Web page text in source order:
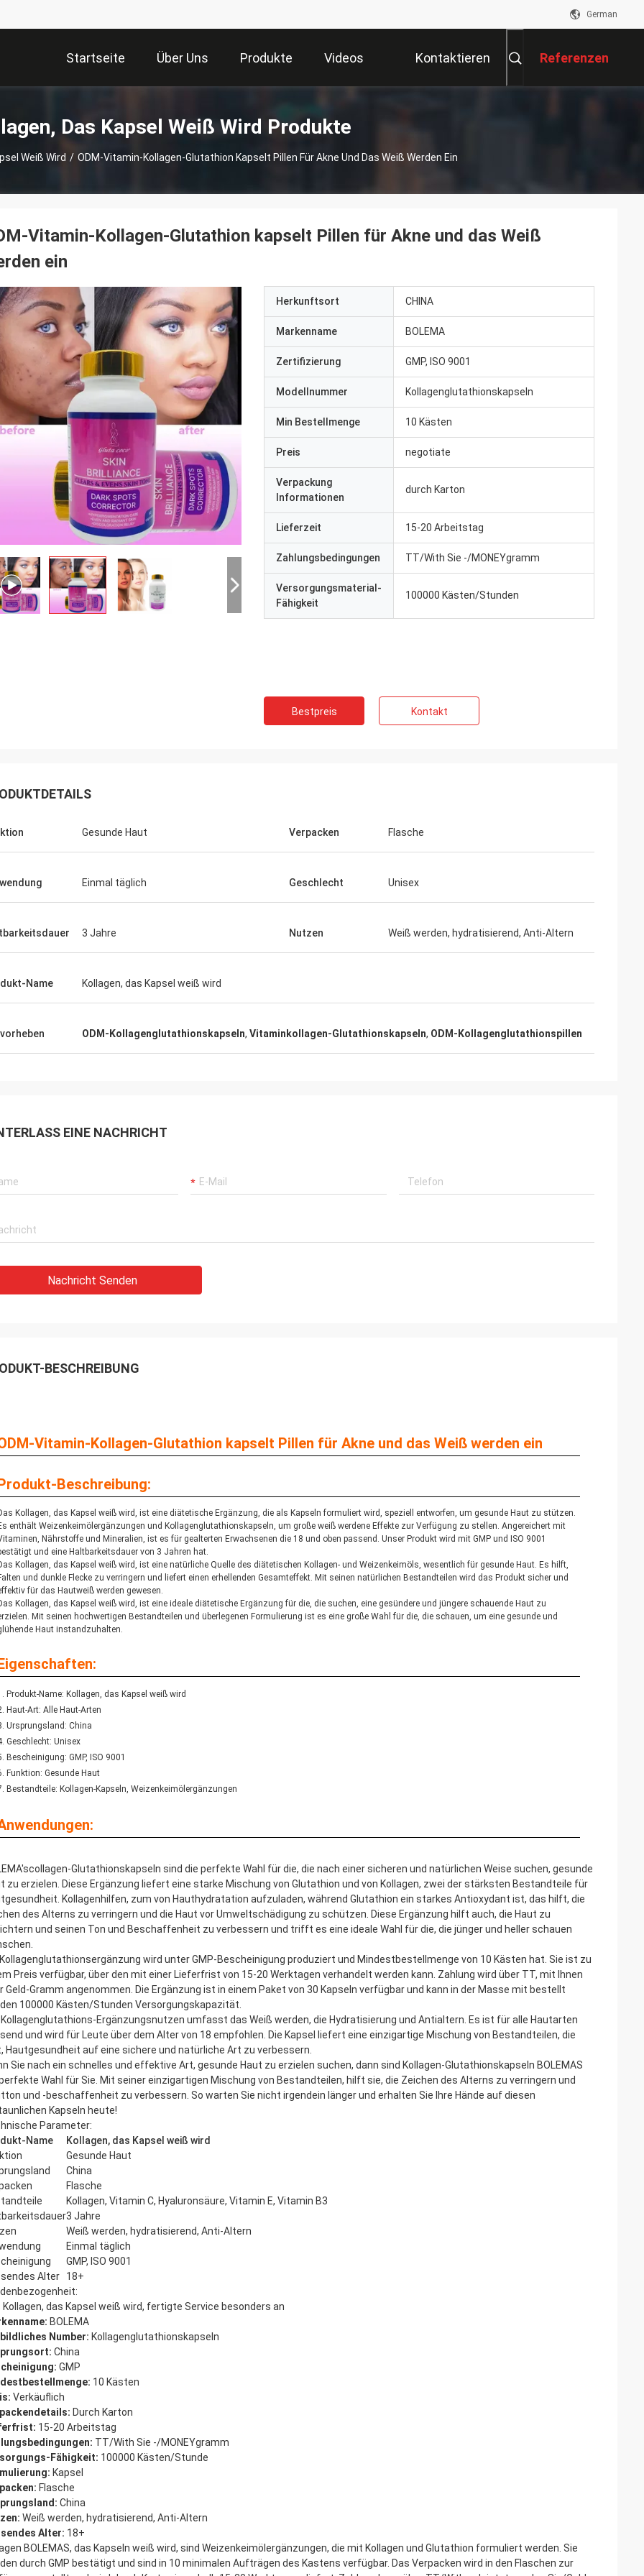
German
Startseite Über Uns Produkte Videos Kontaktieren Referenzen
Das Kapsel Weiß Wird Produkte
Weiß Wird / ODM-Vitamin-Kollagen-Glutathion Kapselt Pillen Für Akne Und Das Weiß Werden Ein
Mark King
Danke für Ihre anhaltenden Berufs- und
Vitamin-Kollagen-Glutathion kapselt Pillen für Akne und das Weiß
ein
Herkunftsort CHINA
Markenname BOLEMA
Zertifizierung GMP, ISO 9001
Modellnummer Kollagenglutathionskapseln
Min Bestellmenge 10 Kästen
Preis negotiate
Verpackung
Informationen
durch Karton
Lieferzeit 15-20 Arbeitstag
Zahlungsbedingungen TT/With Sie -/MONEYgramm
Versorgungsmaterial-
Fähigkeit
100000 Kästen/Stunden
Bestpreis Kontakt
Gesunde Haut Verpacken Flasche
Einmal täglich Geschlecht Unisex
3 Jahre Nutzen Weiß werden, hydratisierend, Anti-Altern
Name Kollagen, das Kapsel weiß wird
ODM-Kollagenglutathionskapseln, Vitaminkollagen-Glutathionskapseln, ODM-Kollagenglutathionspillen
EINE NACHRICHT
Nachricht Senden
BESCHREIBUNG
Vitamin-Kollagen-Glutathion kapselt Pillen für Akne und das Weiß werden ein
Beschreibung:
Kollagen, das Kapsel weiß wird, ist eine diätetische Ergänzung, die als Kapseln formuliert wird, speziell entworfen, um gesunde Haut zu stützen.
enthält Weizenkeimölergänzungen und Kollagenglutathionskapseln, um große weiß werdene Effekte zur Verfügung zu stellen. Angereichert mit
Nährstoffe und Mineralien, ist es für gealterten Erwachsenen die 18 und oben passend. Unser Produkt wird mit GMP und ISO 9001
und eine Haltbarkeitsdauer von 3 Jahren hat.
Kollagen, das Kapsel weiß wird, ist eine natürliche Quelle des diätetischen Kollagen- und Weizenkeimöls, wesentlich für gesunde Haut. Es hilft,
und dunkle Flecke zu verringern und liefert einen erhellenden Gesamteffekt. Mit seinen natürlichen Bestandteilen wird das Produkt sicher und
für das Hautweiß werden gewesen.
Kollagen, das Kapsel weiß wird, ist eine ideale diätetische Ergänzung für die, die suchen, eine gesündere und jüngere schauende Haut zu
Mit seinen hochwertigen Bestandteilen und überlegenen Formulierung ist es eine große Wahl für die, die schauen, um eine gesunde und
Haut instandzuhalten.
Produkt-Name: Kollagen, das Kapsel weiß wird
Haut-Art: Alle Haut-Arten
Ursprungsland: China
Geschlecht: Unisex
Bescheinigung: GMP, ISO 9001
Funktion: Gesunde Haut
Bestandteile: Kollagen-Kapseln, Weizenkeimölergänzungen
Glutathionskapseln sind die perfekte Wahl für die, die nach einer sicheren und natürlichen Weise suchen, gesunde
zu erzielen. Diese Ergänzung liefert eine starke Mischung von Glutathion und von Kollagen, zwei der stärksten Bestandteile für
Kollagenhilfen, zum von Hauthydratation aufzuladen, während Glutathion ein starkes Antioxydant ist, das hilft, die
des Alterns zu verringern und die Haut vor Umweltschädigung zu schützen. Diese Ergänzung hilft auch, die Haut zu
und seinen Ton und Beschaffenheit zu verbessern und trifft es eine ideale Wahl für die, die jünger und heller schauen
wird unter GMP-Bescheinigung produziert und Mindestbestellmenge von 10 Kästen hat. Sie ist zu
Preis verfügbar, über den mit einer Lieferfrist von 15-20 Werktagen verhandelt werden kann. Zahlung wird über TT, mit Ihnen
Geld-Gramm angenommen. Die Ergänzung ist in einem Paket von 30 Kapseln verfügbar und kann in der Masse mit bestellt
100000 Kästen/Stunden Versorgungskapazität.
Kollagenglutathions-Ergänzungsnutzen umfasst das Weiß werden, die Hydratisierung und Antialtern. Es ist für alle Hautarten
und wird für Leute über dem Alter von 18 empfohlen. Die Kapsel liefert eine einzigartige Mischung von Bestandteilen, die
Hautgesundheit auf eine sichere und natürliche Art zu verbessern.
Sie nach ein schnelles und effektive Art, gesunde Haut zu erzielen suchen, dann sind Kollagen-Glutathionskapseln BOLEMAS
Wahl für Sie. Mit seiner einzigartigen Mischung von Bestandteilen, hilft sie, die Zeichen des Alterns zu verringern und
und -beschaffenheit zu verbessern. So warten Sie nicht irgendein länger und erhalten Sie Ihre Hände auf diesen
Kapseln heute!
Parameter:
Name
Kollagen, das Kapsel weiß wird
Gesunde Haut
China
Flasche
Kollagen, Vitamin C, Hyaluronsäure, Vitamin E, Vitamin B3
3 Jahre
Weiß werden, hydratisierend, Anti-Altern
Einmal täglich
GMP, ISO 9001
Alter
18+
Kollagen, das Kapsel weiß wird, fertigte Service besonders an
BOLEMA
Number: Kollagenglutathionskapseln
China
GMP
10 Kästen
Verkäuflich
Durch Karton
15-20 Arbeitstag
TT/With Sie -/MONEYgramm
Fähigkeit: 100000 Kästen/Stunde
Kapsel
Flasche
China
Weiß werden, hydratisierend, Anti-Altern
Alter: 18+
BOLEMAS, das Kapseln weiß wird, sind Weizenkeimölergänzungen, die mit Kollagen und Glutathion formuliert werden. Sie
durch GMP bestätigt und sind in 10 minimalen Aufträgen des Kastens verfügbar. Das Verpacken wird in den Flaschen zur